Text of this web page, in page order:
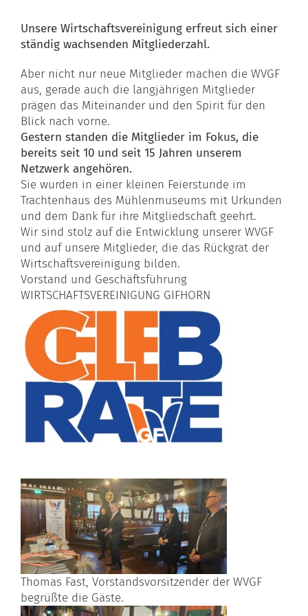
Unsere Wirtschaftsvereinigung erfreut sich einer
ständig wachsenden Mitgliederzahl.
Aber nicht nur neue Mitglieder machen die WVGF
aus, gerade auch die langjährigen Mitglieder
prägen das Miteinander und den Spirit für den
Blick nach vorne.
Gestern standen die Mitglieder im Fokus, die
bereits seit 10 und seit 15 Jahren unserem
Netzwerk angehören.
Sie wurden in einer kleinen Feierstunde im
Trachtenhaus des Mühlenmuseums mit Urkunden
und dem Dank für ihre Mitgliedschaft geehrt.
Wir sind stolz auf die Entwicklung unserer WVGF
und auf unsere Mitglieder, die das Rückgrat der
Wirtschaftsvereinigung bilden.
Vorstand und Geschäftsführung
WIRTSCHAFTSVEREINIGUNG GIFHORN
Thomas Fast, Vorstandsvorsitzender der WVGF
begrüßte die Gäste.